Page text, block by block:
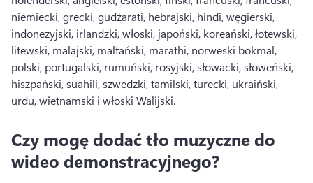
niemiecki, grecki, gudżarati, hebrajski, hindi, węgierski,
indonezyjski, irlandzki, włoski, japoński, koreański, łotewski,
litewski, malajski, maltański, marathi, norweski bokmal,
polski, portugalski, rumuński, rosyjski, słowacki, słoweński,
hiszpański, suahili, szwedzki, tamilski, turecki, ukraiński,
urdu, wietnamski i włoski Walijski.
Czy mogę dodać tło muzyczne do
wideo demonstracyjnego?